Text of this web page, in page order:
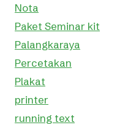
Nota
Paket Seminar kit
Palangkaraya
Percetakan
Plakat
printer
running text